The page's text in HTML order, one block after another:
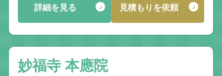
詳細を見る 見積もりを依頼
妙福寺 本應院